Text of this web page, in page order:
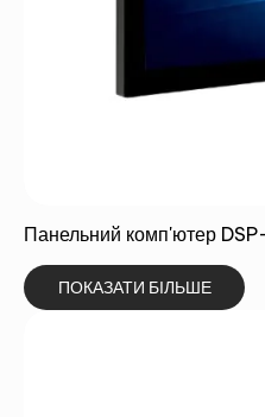
Панельний комп'ютер
ПОКАЗАТИ БІЛЬШЕ